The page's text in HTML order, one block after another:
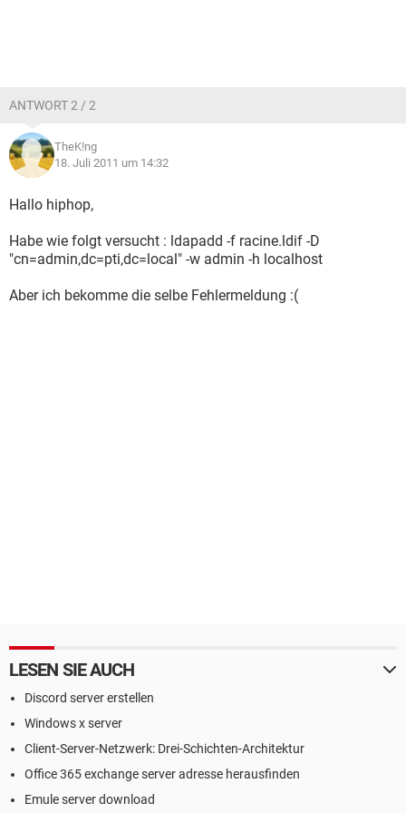
ANTWORT 2 / 2
TheK!ng
18. Juli 2011 um 14:32
Hallo hiphop,
Habe wie folgt versucht : ldapadd -f racine.ldif -D
"cn=admin,dc=pti,dc=local" -w admin -h localhost
Aber ich bekomme die selbe Fehlermeldung :(
LESEN SIE AUCH
Discord server erstellen
Windows x server
Client-Server-Netzwerk: Drei-Schichten-Architektur
Office 365 exchange server adresse herausfinden
Emule server download